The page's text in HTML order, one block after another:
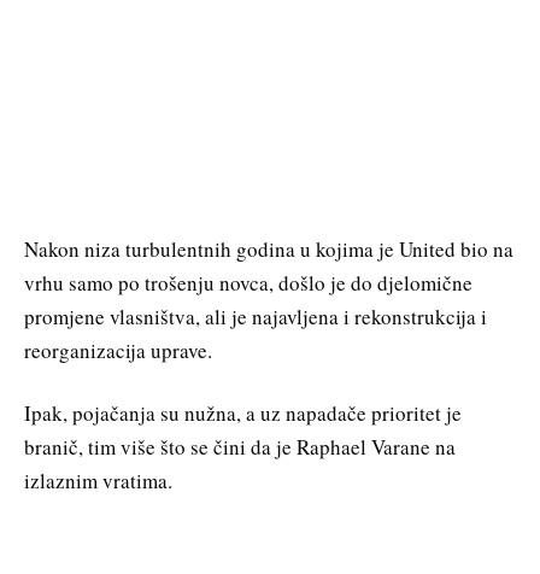
Nakon niza turbulentnih godina u kojima je United bio na
vrhu samo po trošenju novca, došlo je do djelomične
promjene vlasništva, ali je najavljena i rekonstrukcija i
reorganizacija uprave.
Ipak, pojačanja su nužna, a uz napadače prioritet je
branič, tim više što se čini da je Raphael Varane na
izlaznim vratima.